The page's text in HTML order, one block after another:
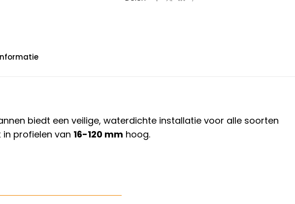
biedt een veilige, waterdichte installatie voor alle soorten
profielen van 16-120 mm hoog.